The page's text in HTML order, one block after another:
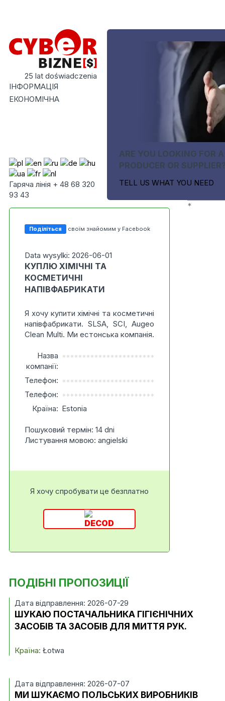
25 lat doświadczenia
ІНФОРМАЦІЯ
ЕКОНОМІЧНА
Гаряча лінія + 48 68 320
93 43
ARE YOU LOOKING FOR A
PRODUCER OR
TELL US WHAT YOU NEED
Поділіться своїм знайомим у Facebook
Data wysylki: 2026-06-01
КУПЛЮ ХІМІЧНІ ТА
КОСМЕТИЧНІ
НАПІВФАБРИКАТИ
Я хочу купити хімічні та косметичні
напівфабрикати. SLSA, SCI, Augeo
Clean Multi. Ми естонська компанія.
Назва
компанії:
***********************
Телефон: ***********************
Телефон: ***********************
Країна: Estonia
Пошуковий термін: 14 dni
Листування мовою: angielski
Я хочу спробувати це безплатно
*
ПОДІБНІ ПРОПОЗИЦІЇ
Дата відправлення: 2026-07-29
ШУКАЮ ПОСТАЧАЛЬНИКА ГІГІЄНІЧНИХ
ЗАСОБІВ ТА ЗАСОБІВ ДЛЯ МИТТЯ РУК.
Країна: Łotwa
Дата відправлення: 2026-07-07
МИ ШУКАЄМО ПОЛЬСЬКИХ ВИРОБНИКІВ